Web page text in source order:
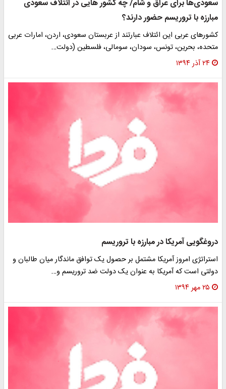
سعودی‌ها برای عراق و شام/ چه کشور هایی در ائتلاف سعودی
مبارزه با تروریسم حضور دارند؟
کشورهای عربی این ائتلاف عبارتند از عربستان سعودی، اردن، امارات عربی
متحده، بحرین، تونس، سودان، سومالی، فلسطین (دولت…
۲۴ آذر ۱۳۹۴
دروغگویی آمریکا در مبارزه با تروریسم
استراتژی امروز آمریکا مشتمل بر حصول یک توافق ماندگار میان طالبان و
دولتی است که آمریکا به عنوان یک دولت ضد تروریسم و…
۲۵ مهر ۱۳۹۴